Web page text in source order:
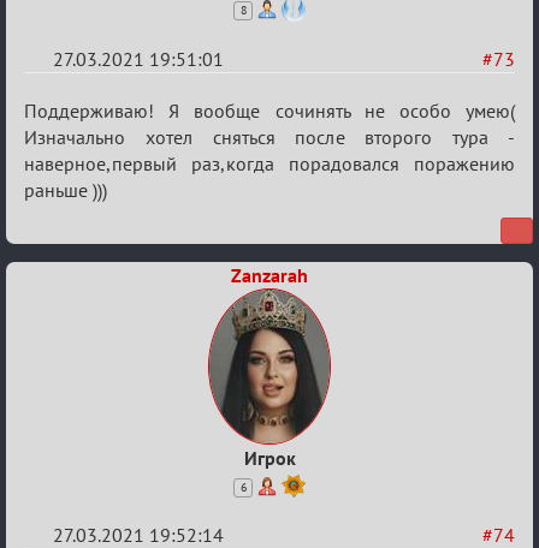
8
#73
27.03.2021 19:51:01
Re:
ГОЛОС
МАФИИ
(обсуждение)
Поддерживаю! Я вообще сочинять не особо умею(
Изначально хотел сняться после второго тура -
наверное,первый раз,когда порадовался поражению
раньше )))
Zanzarah
Игрок
6
#74
27.03.2021 19:52:14